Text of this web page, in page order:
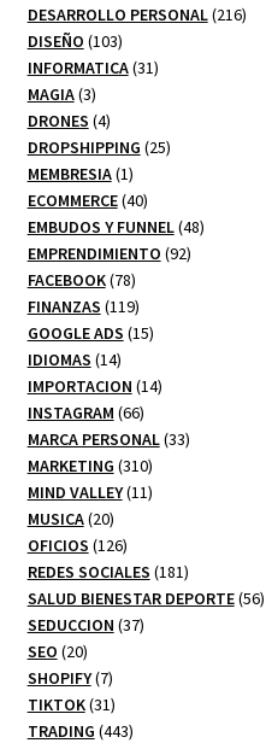
productos
DESARROLLO PERSONAL 216216
DISEÑO 103103
productos
INFORMATICA 3131
MAGIA 33
productos
DRONES 44
productos
DROPSHIPPING 2525
MEMBRESIA 11
producto
ECOMMERCE 4040
productos
EMBUDOS Y FUNNEL 4848
EMPRENDIMIENTO 9292
FACEBOOK 7878
productos
FINANZAS 119119
productos
GOOGLE ADS 1515
IDIOMAS 1414
productos
IMPORTACION 1414
INSTAGRAM 6666
productos
MARCA PERSONAL 3333
MARKETING 310310
productos
MIND VALLEY 1111
MUSICA 2020
productos
OFICIOS 126126
productos
REDES SOCIALES 181181
productos
SALUD BIENESTAR DEPORTE 5656
SEDUCCION 3737
SEO 2020
productos
SHOPIFY 77
productos
TIKTOK 3131
productos
TRADING 443443